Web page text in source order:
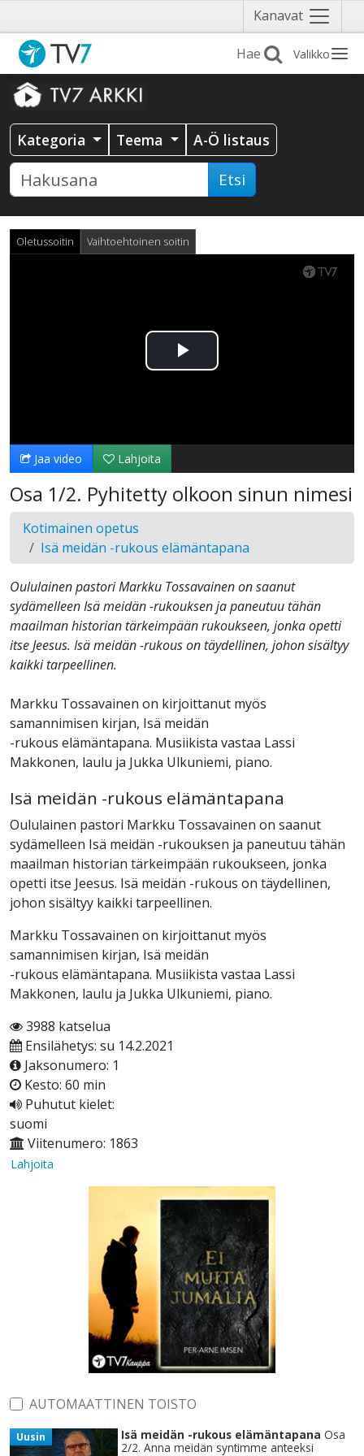
Kanavat Näytä
valikko
Valikko
Kategoria Teema A-Ö listaus
Etsi
Oletussoitin Vaihtoehtoinen soitin
Toista
Jaa video Lahjoita
Osa 1/2. Pyhitetty olkoon sinun nimesi
Kotimainen opetus
Isä meidän -rukous elämäntapana
Oululainen pastori Markku Tossavainen on saanut
sydämelleen Isä meidän -rukouksen ja paneutuu tähän
maailman historian tärkeimpään rukoukseen, jonka opetti
itse Jeesus. Isä meidän -rukous on täydellinen, johon sisältyy
kaikki tarpeellinen.
Markku Tossavainen on kirjoittanut myös
samannimisen kirjan, Isä meidän
-rukous elämäntapana. Musiikista vastaa Lassi
Makkonen, laulu ja Jukka Ulkuniemi, piano.
Isä meidän -rukous elämäntapana
Oululainen pastori Markku Tossavainen on saanut
sydämelleen Isä meidän -rukouksen ja paneutuu tähän
maailman historian tärkeimpään rukoukseen, jonka
opetti itse Jeesus. Isä meidän -rukous on täydellinen,
johon sisältyy kaikki tarpeellinen.
Markku Tossavainen on kirjoittanut myös
samannimisen kirjan, Isä meidän
-rukous elämäntapana. Musiikista vastaa Lassi
Makkonen, laulu ja Jukka Ulkuniemi, piano.
3988 katselua
Ensilähetys: su 14.2.2021
Jaksonumero: 1
Kesto: 60 min
Puhutut kielet:
suomi
Viitenumero: 1863
Lahjoita
AUTOMAATTINEN TOISTO
Uusin Isä meidän -rukous elämäntapana Osa
2/2. Anna meidän syntimme anteeksi